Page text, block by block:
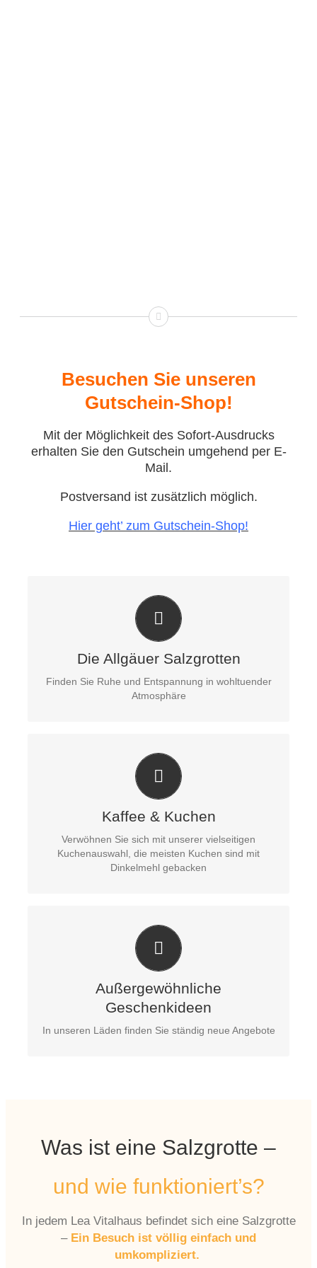
Besuchen Sie unseren
Gutschein-Shop!
Mit der Möglichkeit des Sofort-Ausdrucks
erhalten Sie den Gutschein umgehend per E-
Mail.
Postversand ist zusätzlich möglich.
Hier geht’ zum Gutschein-Shop!
Die Allgäuer Salzgrotten
Finden Sie Ruhe und Entspannung in wohltuender
Atmosphäre
DAS ORIGINAL!
Jeder Besuch wird zu einem wahren
Entspannungserlebnis.
In jeder Salzgrotte befinden sich über 20 Tonnen
Entdecke die Kräfte der Natur!
Kaffee & Kuchen
Verwöhnen Sie sich mit unserer vielseitigen
Kuchenauswahl, die meisten Kuchen sind mit
Dinkelmehl gebacken
VERBRINGEN SIE SCHÖNE STUNDEN IN
UNSEREN VITALCAFÉS
Geniessen Sie einen heißen Kaffee und ein
leckeres Stück Kuchen.
Jedes Café hat seinen ganz eigenen Charme und
wurde liebevoll gestaltet.
Außergewöhnliche
Geschenkideen
In unseren Läden finden Sie ständig neue Angebote
FINDEN SIE EIN PASSENDES GESCHENK
Sie suchen etwas Besonderes oder wollen sich was
Gutes tun?
Dann sind Sie bei uns genau richtig!
Außergewöhnliche Geschenkideen finden Sie in
Was ist eine Salzgrotte –
und wie funktioniert’s?
In jedem Lea Vitalhaus befindet sich eine Salzgrotte
– Ein Besuch ist völlig einfach und
umkompliziert.